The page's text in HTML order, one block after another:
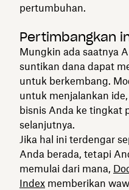
pertumbuhan.
Pertimbangkan
Mungkin ada saatnya
suntikan dana dapat
untuk berkembang.
untuk menjalankan
bisnis Anda ke tingkat
selanjutnya.
Jika hal ini terdengar
Anda berada, tetapi
memulai dari mana,
Index memberikan